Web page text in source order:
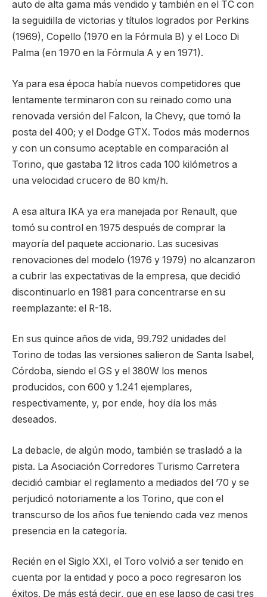
auto de alta gama más vendido y también en el TC con
la seguidilla de victorias y títulos logrados por Perkins
(1969), Copello (1970 en la Fórmula B) y el Loco Di
Palma (en 1970 en la Fórmula A y en 1971).
Ya para esa época había nuevos competidores que
lentamente terminaron con su reinado como una
renovada versión del Falcon, la Chevy, que tomó la
posta del 400; y el Dodge GTX. Todos más modernos
y con un consumo aceptable en comparación al
Torino, que gastaba 12 litros cada 100 kilómetros a
una velocidad crucero de 80 km/h.
A esa altura IKA ya era manejada por Renault, que
tomó su control en 1975 después de comprar la
mayoría del paquete accionario. Las sucesivas
renovaciones del modelo (1976 y 1979) no alcanzaron
a cubrir las expectativas de la empresa, que decidió
discontinuarlo en 1981 para concentrarse en su
reemplazante: el R-18.
En sus quince años de vida, 99.792 unidades del
Torino de todas las versiones salieron de Santa Isabel,
Córdoba, siendo el GS y el 380W los menos
producidos, con 600 y 1.241 ejemplares,
respectivamente, y, por ende, hoy día los más
deseados.
La debacle, de algún modo, también se trasladó a la
pista. La Asociación Corredores Turismo Carretera
decidió cambiar el reglamento a mediados del ’70 y se
perjudicó notoriamente a los Torino, que con el
transcurso de los años fue teniendo cada vez menos
presencia en la categoría.
Recién en el Siglo XXI, el Toro volvió a ser tenido en
cuenta por la entidad y poco a poco regresaron los
éxitos. De más está decir, que en ese lapso de casi tres